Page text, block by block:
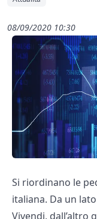
08/09/2020 10:30
Si riordinano le
italiana. Da un
Vivendi, dall’altro